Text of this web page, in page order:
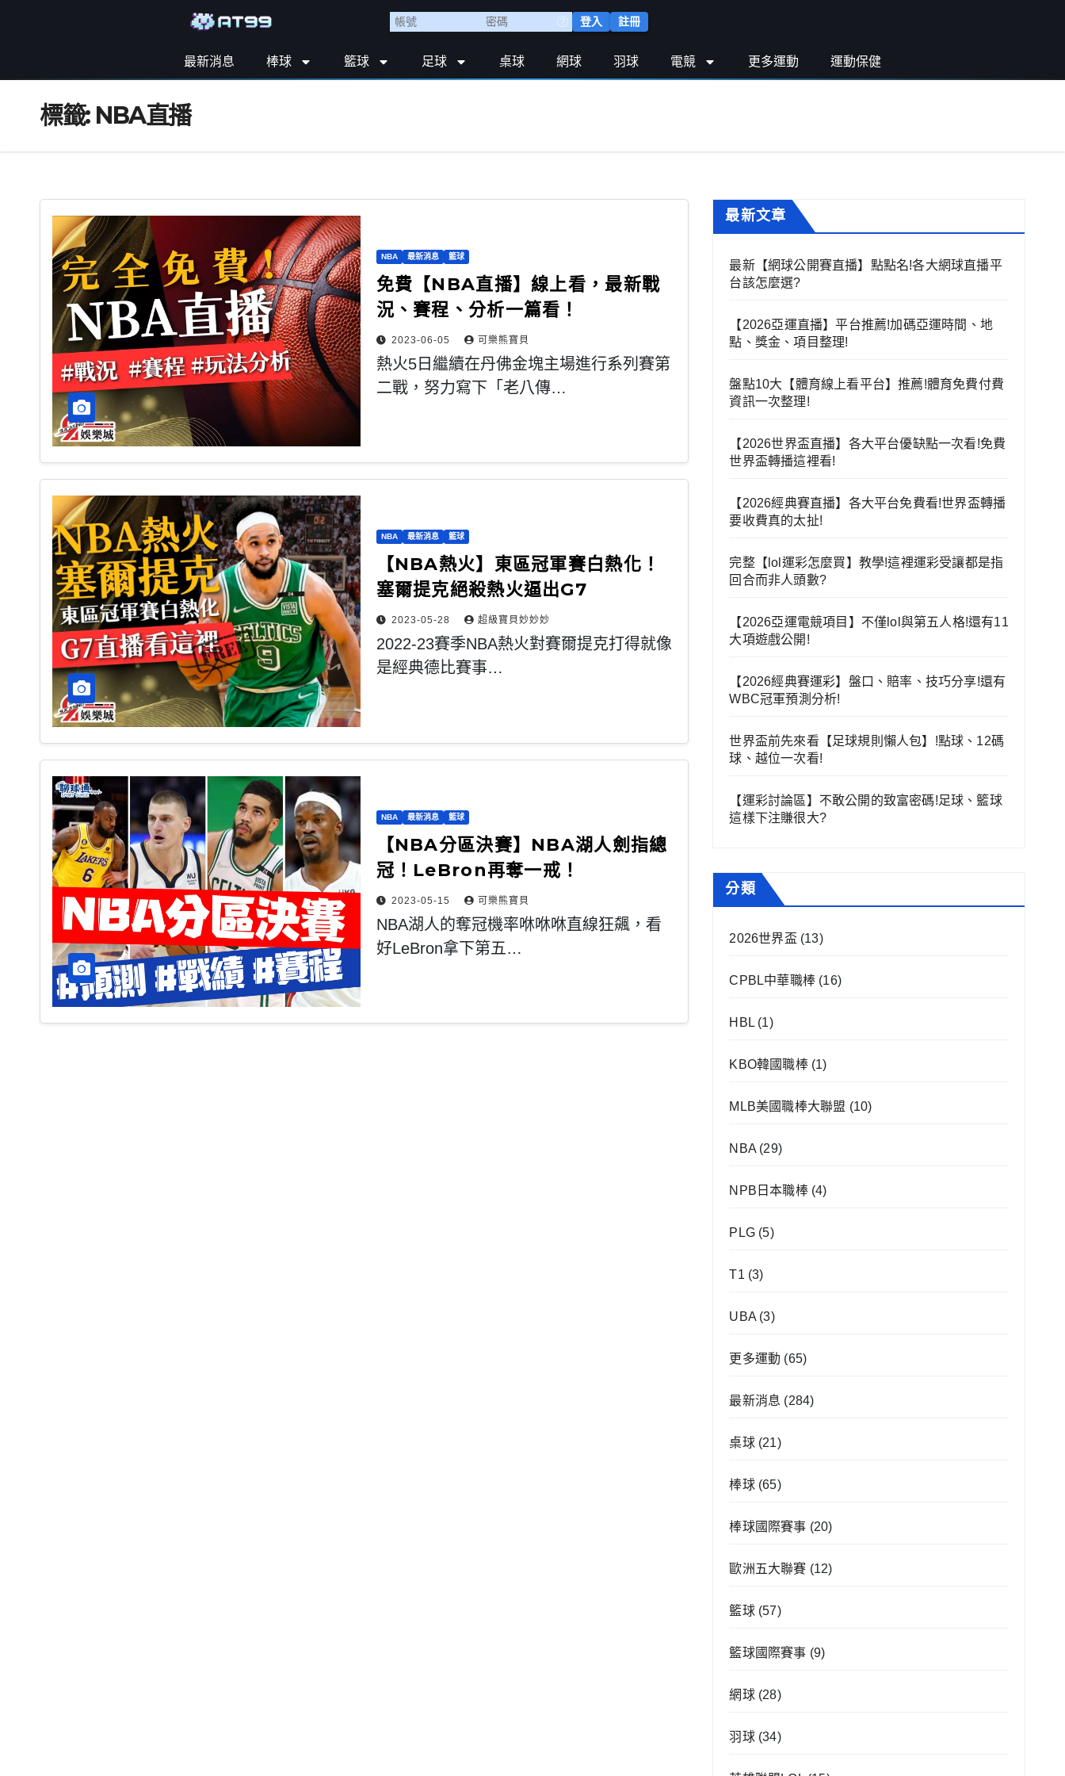
登入 註冊
最新消息 棒球 籃球 足球 桌球 網球 羽球 電競 更多運動 運動保健
標籤: NBA直播
NBA 最新消息 籃球
免費【NBA直播】線上看，最新戰
況、賽程、分析一篇看！
2023-06-05 可樂熊寶貝
熱火5日繼續在丹佛金塊主場進行系列賽第
二戰，努力寫下「老八傳…
NBA 最新消息 籃球
【NBA熱火】東區冠軍賽白熱化！
塞爾提克絕殺熱火逼出G7
2023-05-28 超級寶貝妙妙妙
2022-23賽季NBA熱火對賽爾提克打得就像
是經典德比賽事…
NBA 最新消息 籃球
【NBA分區決賽】NBA湖人劍指總
冠！LeBron再奪一戒！
2023-05-15 可樂熊寶貝
NBA湖人的奪冠機率咻咻咻直線狂飆，看
好LeBron拿下第五…
最新文章
最新【網球公開賽直播】點點名!各大網球直播平
台該怎麼選?
【2026亞運直播】平台推薦!加碼亞運時間、地
點、獎金、項目整理!
盤點10大【體育線上看平台】推薦!體育免費付費
資訊一次整理!
【2026世界盃直播】各大平台優缺點一次看!免費
世界盃轉播這裡看!
【2026經典賽直播】各大平台免費看!世界盃轉播
要收費真的太扯!
完整【lol運彩怎麼買】教學!這裡運彩受讓都是指
回合而非人頭數?
【2026亞運電競項目】不僅lol與第五人格!還有11
大項遊戲公開!
【2026經典賽運彩】盤口、賠率、技巧分享!還有
WBC冠軍預測分析!
世界盃前先來看【足球規則懶人包】!點球、12碼
球、越位一次看!
【運彩討論區】不敢公開的致富密碼!足球、籃球
這樣下注賺很大?
分類
2026世界盃 (13)
CPBL中華職棒(16)
HBL(1)
KBO韓國職棒(1)
MLB美國職棒大聯盟 (10)
NBA(29)
NPB日本職棒(4)
PLG(5)
T1 (3)
UBA(3)
更多運動 (65)
最新消息 (284)
桌球(21)
棒球(65)
棒球國際賽事 (20)
歐洲五大聯賽 (12)
籃球(57)
籃球國際賽事 (9)
網球(28)
羽球(34)